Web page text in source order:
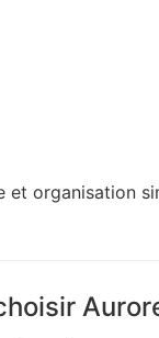
et organisation